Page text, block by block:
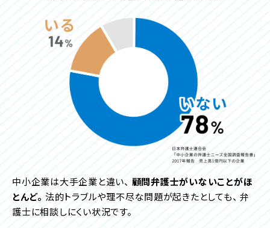
中小企業は大手企業と違い、 顧問弁護士がいないことがほ
とんど。 法的トラブルや理不尽な問題が起きたとしても、 弁
護士に相談しにくい状況です。